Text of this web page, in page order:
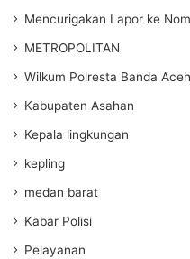
Mencurigakan Lapor ke
METROPOLITAN
Wilkum Polresta Banda Aceh
Kabupaten Asahan
Kepala lingkungan
kepling
medan barat
Kabar Polisi
Pelayanan